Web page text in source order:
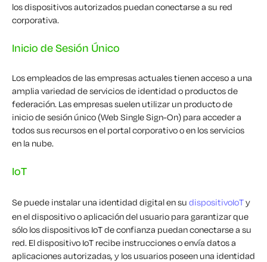
los dispositivos autorizados puedan conectarse a su red
corporativa.
Inicio de Sesión Único
Los empleados de las empresas actuales tienen acceso a una
amplia variedad de servicios de identidad o productos de
federación. Las empresas suelen utilizar un producto de
inicio de sesión único (Web Single Sign-On) para acceder a
todos sus recursos en el portal corporativo o en los servicios
en la nube.
IoT
Se puede instalar una identidad digital en su dispositivoIoTy
en el dispositivo o aplicación del usuario para garantizar que
sólo los dispositivos IoT de confianza puedan conectarse a su
red. El dispositivo IoT recibe instrucciones o envía datos a
aplicaciones autorizadas, y los usuarios poseen una identidad